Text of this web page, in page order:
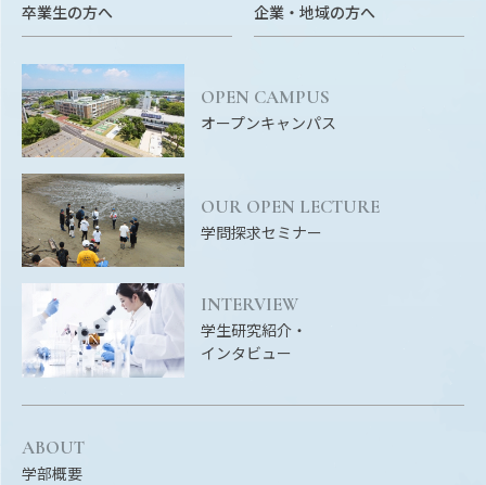
〒514-8507 三重県津市栗真町屋町1577
キャンパスマップ
保護者の方へ
Facebook
卒業生の方へ 企業・地域の方へ
OPEN CAMPUS
オープンキャンパス
OUR OPEN LECTURE
学問探求セミナー
INTERVIEW
学生研究紹介・
インタビュー
ABOUT
学部概要